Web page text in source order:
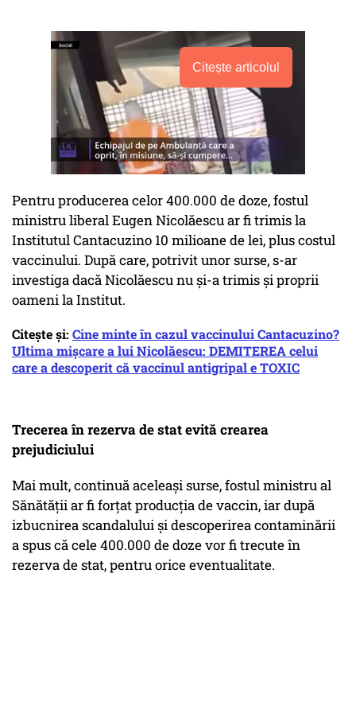
Citește articolul
Pentru producerea celor 400.000 de doze, fostul
ministru liberal Eugen Nicolăescu ar fi trimis la
Institutul Cantacuzino 10 milioane de lei, plus costul
vaccinului. După care, potrivit unor surse, s-ar
investiga dacă Nicolăescu nu și-a trimis și proprii
oameni la Institut.
Citește și: Cine minte în cazul vaccinului Cantacuzino?
Ultima mișcare a lui Nicolăescu: DEMITEREA celui
care a descoperit că vaccinul antigripal e TOXIC
Trecerea în rezerva de stat evită crearea
prejudiciului
Mai mult, continuă aceleași surse, fostul ministru al
Sănătății ar fi forțat producția de vaccin, iar după
izbucnirea scandalului și descoperirea contaminării
a spus că cele 400.000 de doze vor fi trecute în
rezerva de stat, pentru orice eventualitate.